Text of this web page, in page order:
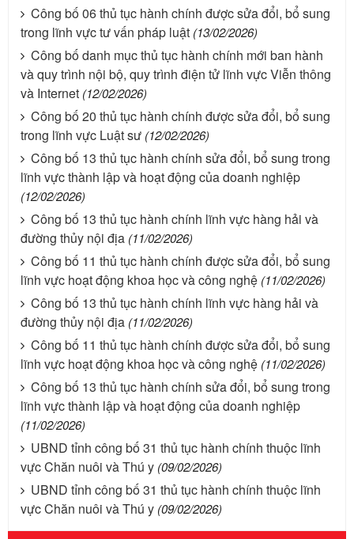
Công bố 06 thủ tục hành chính được sửa đổi, bổ sung
trong lĩnh vực tư vấn pháp luật (13/02/2026)
Công bố danh mục thủ tục hành chính mới ban hành
và quy trình nội bộ, quy trình điện tử lĩnh vực Viễn thông
và Internet (12/02/2026)
Công bố 20 thủ tục hành chính được sửa đổi, bổ sung
trong lĩnh vực Luật sư (12/02/2026)
Công bố 13 thủ tục hành chính sửa đổi, bổ sung trong
lĩnh vực thành lập và hoạt động của doanh nghiệp
(12/02/2026)
Công bố 13 thủ tục hành chính lĩnh vực hàng hải và
đường thủy nội địa (11/02/2026)
Công bố 11 thủ tục hành chính được sửa đổi, bổ sung
lĩnh vực hoạt động khoa học và công nghệ (11/02/2026)
Công bố 13 thủ tục hành chính lĩnh vực hàng hải và
đường thủy nội địa (11/02/2026)
Công bố 11 thủ tục hành chính được sửa đổi, bổ sung
lĩnh vực hoạt động khoa học và công nghệ (11/02/2026)
Công bố 13 thủ tục hành chính sửa đổi, bổ sung trong
lĩnh vực thành lập và hoạt động của doanh nghiệp
(11/02/2026)
UBND tỉnh công bố 31 thủ tục hành chính thuộc lĩnh
vực Chăn nuôi và Thú y (09/02/2026)
UBND tỉnh công bố 31 thủ tục hành chính thuộc lĩnh
vực Chăn nuôi và Thú y (09/02/2026)